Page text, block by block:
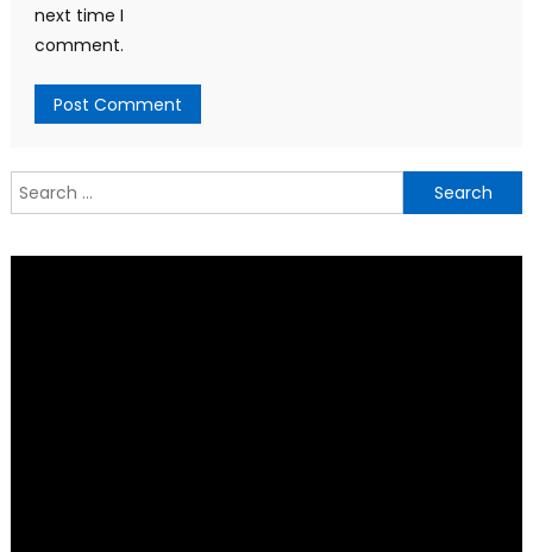
next time I
comment.
Search
for: